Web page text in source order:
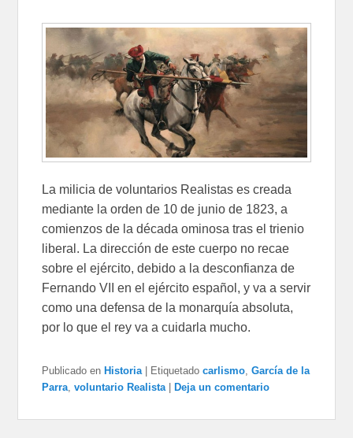
La milicia de voluntarios Realistas es creada
mediante la orden de 10 de junio de 1823, a
comienzos de la década ominosa tras el trienio
liberal. La dirección de este cuerpo no recae
sobre el ejército, debido a la desconfianza de
Fernando VII en el ejército español, y va a servir
como una defensa de la monarquía absoluta,
por lo que el rey va a cuidarla mucho.
Publicado en Historia | Etiquetado carlismo ,García de la
Parra ,voluntario Realista |Deja un comentario